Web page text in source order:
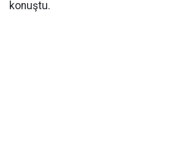
konuştu.